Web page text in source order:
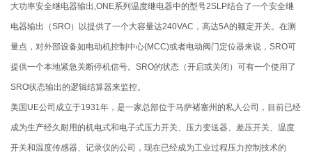
大功率安全继电器输出,ONE系列温度继电器中的型号2SLP结合了一个安全继
电器输出（SRO）以提供了一个大容量达240VAC，高达5A的额定开关。在测
量点，对外部设备如电动机控制中心(MCC)或者电动阀门定位器来说，SRO可
提供一个本地紧急关断停机信号。SRO的状态（开启或关闭）可有一个使用了
SRO状态输出的逻辑结算器来监控。
美国UE公司成立于1931年，是一家总部位于马萨褚塞州的私人公司，目前已经
成为生产经久耐用的机电式和电子式压力开关、压力变送器、差压开关、温度
开关和温度传感器、记录仪的公司，现在已经成为工业过程压力控制技术的